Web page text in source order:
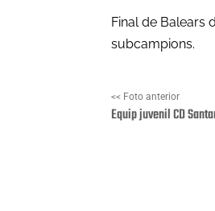
Final de Balears
subcampions.
<< Foto anterior
Equip juvenil CD